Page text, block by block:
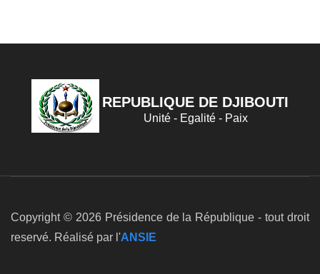
REPUBLIQUE DE DJIBOUTI
Unité - Egalité - Paix
Copyright © 2026 Présidence de la République - tout droit
reservé. Réalisé par l'ANSIE